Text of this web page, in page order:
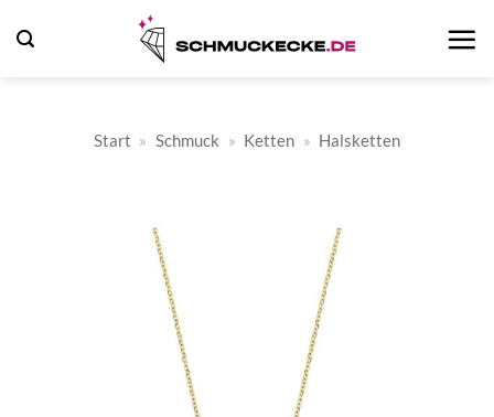
Inhalt
Start » Schmuck » Ketten » Halsketten